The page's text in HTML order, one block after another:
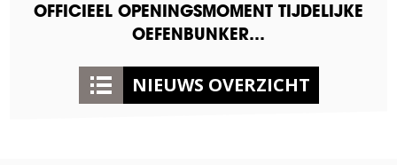
OFFICIEEL OPENINGSMOMENT TIJDELIJKE
OEFENBUNKER…
NIEUWS OVERZICHT